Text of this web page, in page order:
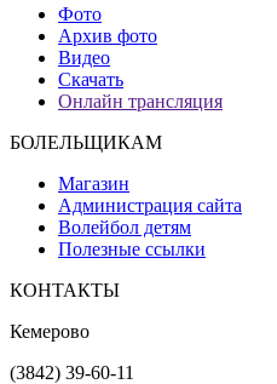
Фото
Архив фото
Видео
Скачать
Онлайн трансляция
БОЛЕЛЬЩИКАМ
Магазин
Администрация сайта
Волейбол детям
Полезные ссылки
КОНТАКТЫ
Кемерово
(3842) 39-60-11